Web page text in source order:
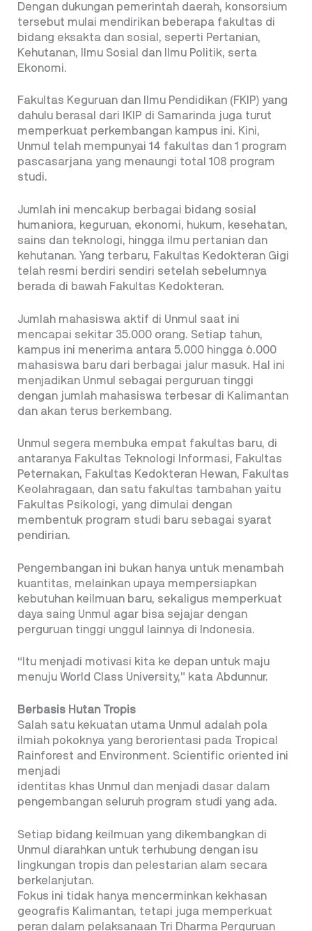
Dengan dukungan pemerintah daerah, konsorsium
tersebut mulai mendirikan beberapa fakultas di
bidang eksakta dan sosial, seperti Pertanian,
Kehutanan, Ilmu Sosial dan Ilmu Politik, serta
Ekonomi.
Fakultas Keguruan dan Ilmu Pendidikan (FKIP) yang
dahulu berasal dari IKIP di Samarinda juga turut
memperkuat perkembangan kampus ini. Kini,
Unmul telah mempunyai 14 fakultas dan 1 program
pascasarjana yang menaungi total 108 program
studi.
Jumlah ini mencakup berbagai bidang sosial
humaniora, keguruan, ekonomi, hukum, kesehatan,
sains dan teknologi, hingga ilmu pertanian dan
kehutanan. Yang terbaru, Fakultas Kedokteran Gigi
telah resmi berdiri sendiri setelah sebelumnya
berada di bawah Fakultas Kedokteran.
Jumlah mahasiswa aktif di Unmul saat ini
mencapai sekitar 35.000 orang. Setiap tahun,
kampus ini menerima antara 5.000 hingga 6.000
mahasiswa baru dari berbagai jalur masuk. Hal ini
menjadikan Unmul sebagai perguruan tinggi
dengan jumlah mahasiswa terbesar di Kalimantan
dan akan terus berkembang.
Unmul segera membuka empat fakultas baru, di
antaranya Fakultas Teknologi Informasi, Fakultas
Peternakan, Fakultas Kedokteran Hewan, Fakultas
Keolahragaan, dan satu fakultas tambahan yaitu
Fakultas Psikologi, yang dimulai dengan
membentuk program studi baru sebagai syarat
pendirian.
Pengembangan ini bukan hanya untuk menambah
kuantitas, melainkan upaya mempersiapkan
kebutuhan keilmuan baru, sekaligus memperkuat
daya saing Unmul agar bisa sejajar dengan
perguruan tinggi unggul lainnya di Indonesia.
“Itu menjadi motivasi kita ke depan untuk maju
menuju World Class University,” kata Abdunnur.
Berbasis Hutan Tropis
Salah satu kekuatan utama Unmul adalah pola
ilmiah pokoknya yang berorientasi pada Tropical
Rainforest and Environment. Scientific oriented ini
menjadi
identitas khas Unmul dan menjadi dasar dalam
pengembangan seluruh program studi yang ada.
Setiap bidang keilmuan yang dikembangkan di
Unmul diarahkan untuk terhubung dengan isu
lingkungan tropis dan pelestarian alam secara
berkelanjutan.
Fokus ini tidak hanya mencerminkan kekhasan
geografis Kalimantan, tetapi juga memperkuat
peran dalam pelaksanaan Tri Dharma Perguruan